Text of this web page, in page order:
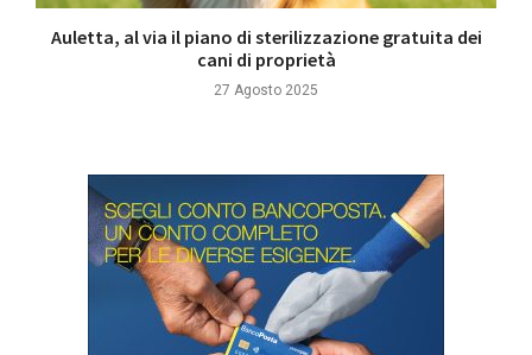
Auletta, al via il piano di sterilizzazione gratuita dei
cani di proprietà
27 Agosto 2025